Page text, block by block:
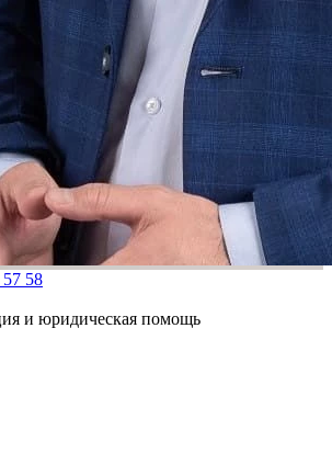
58
и юридическая помощь